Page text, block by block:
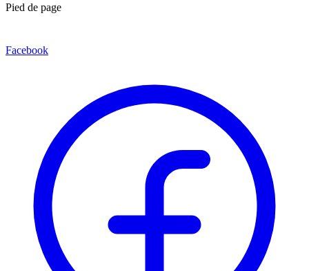
Pied de page
Facebook